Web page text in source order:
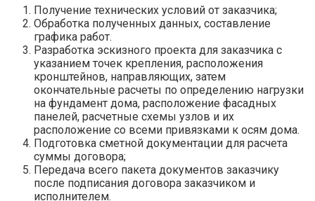
Получение технических условий от заказчика;
Обработка полученных данных, составление
графика работ.
Разработка эскизного проекта для заказчика с
указанием точек крепления, расположения
кронштейнов, направляющих, затем
окончательные расчеты по определению нагрузки
на фундамент дома, расположение фасадных
панелей, расчетные схемы узлов и их
расположение со всеми привязками к осям дома.
Подготовка сметной документации для расчета
суммы договора;
Передача всего пакета документов заказчику
после подписания договора заказчиком и
исполнителем.